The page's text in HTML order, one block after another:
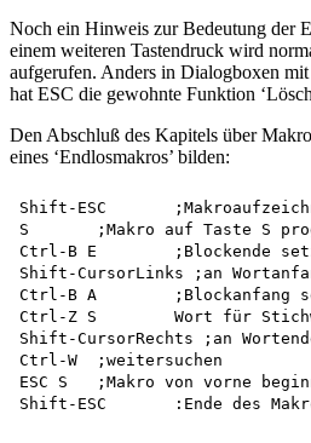
Noch ein Hinweis zur Bedeutung der
einem weiteren Tastendruck wird
aufgerufen. Anders in Dialogboxen
hat ESC die gewohnte Funktion
Den Abschluß des Kapitels über
eines ‘Endlosmakros’ bilden:
Shift-ESC	;Makroaufzeichnung beginnen
S	;Makro auf Taste S programmieren
Ctrl-B E	;Blockende setzen
Shift-CursorLinks ;an
Ctrl-B A	;Blockanfang setzen
Ctrl-Z S	Wort für Stichwortverzeichnis markieren
Shift-CursorRechts ;an
Ctrl-W	;weitersuchen
ESC S	;Makro von vorne beginnen